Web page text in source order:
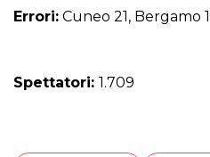
Errori: Cuneo 21, Bergamo
Spettatori: 1.709